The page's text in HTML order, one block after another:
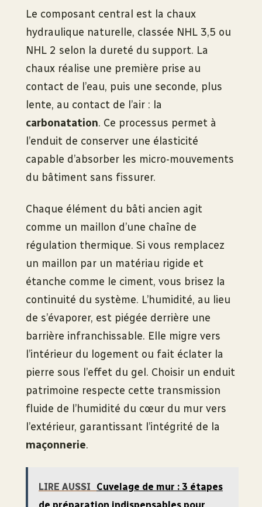
Le composant central est la chaux
hydraulique naturelle, classée NHL 3,5 ou
NHL 2 selon la dureté du support. La
chaux réalise une première prise au
contact de l’eau, puis une seconde, plus
lente, au contact de l’air : la
carbonatation. Ce processus permet à
l’enduit de conserver une élasticité
capable d’absorber les micro-mouvements
du bâtiment sans fissurer.
Chaque élément du bâti ancien agit
comme un maillon d’une chaîne de
régulation thermique. Si vous remplacez
un maillon par un matériau rigide et
étanche comme le ciment, vous brisez la
continuité du système. L’humidité, au lieu
de s’évaporer, est piégée derrière une
barrière infranchissable. Elle migre vers
l’intérieur du logement ou fait éclater la
pierre sous l’effet du gel. Choisir un enduit
patrimoine respecte cette transmission
fluide de l’humidité du cœur du mur vers
l’extérieur, garantissant l’intégrité de la
maçonnerie.
LIRE AUSSI
Cuvelage de mur : 3 étapes